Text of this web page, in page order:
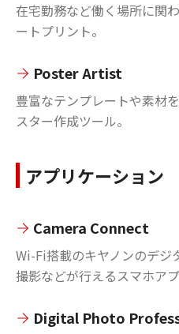
在宅勤務など働く場所に関
ートプリント。
Poster Artist
豊富なテンプレートや素材
スター作成ツール。
アプリケーション
Camera Connect
Wi-Fi搭載のキヤノンのデジ
撮影などが行えるスマホアプ
Digital Photo